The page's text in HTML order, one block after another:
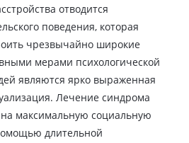
отводится
поведения, которая
чрезвычайно широкие
мерами психологической
являются ярко выраженная
Лечение синдрома
максимальную социальную
длительной